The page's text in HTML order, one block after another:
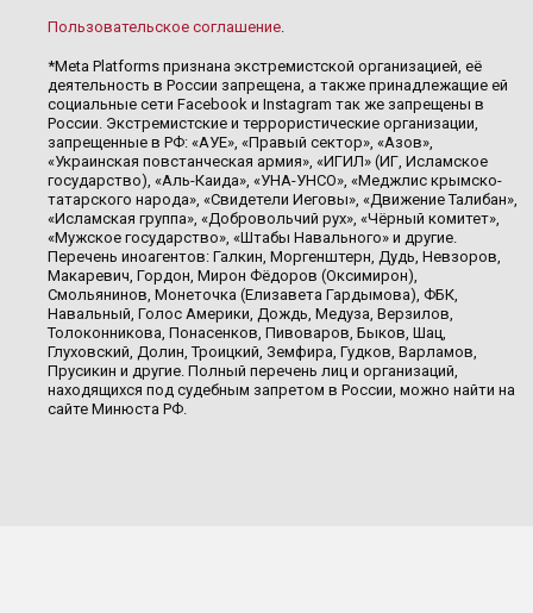
Пользовательское соглашение.
*Meta Platforms признана экстремистской организацией, её
деятельность в России запрещена, а также принадлежащие ей
социальные сети Facebook и Instagram так же запрещены в
России. Экстремистские и террористические организации,
запрещенные в РФ: «АУЕ», «Правый сектор», «Азов»,
«Украинская повстанческая армия», «ИГИЛ» (ИГ, Исламское
государство), «Аль-Каида», «УНА-УНСО», «Меджлис крымско-
татарского народа», «Свидетели Иеговы», «Движение Талибан»,
«Исламская группа», «Добровольчий рух», «Чёрный комитет»,
«Мужское государство», «Штабы Навального» и другие.
Перечень иноагентов: Галкин, Моргенштерн, Дудь, Невзоров,
Макаревич, Гордон, Мирон Фёдоров (Оксимирон),
Смольянинов, Монеточка (Елизавета Гардымова), ФБК,
Навальный, Голос Америки, Дождь, Медуза, Верзилов,
Толоконникова, Понасенков, Пивоваров, Быков, Шац,
Глуховский, Долин, Троицкий, Земфира, Гудков, Варламов,
Прусикин и другие. Полный перечень лиц и организаций,
находящихся под судебным запретом в России, можно найти на
сайте Минюста РФ.